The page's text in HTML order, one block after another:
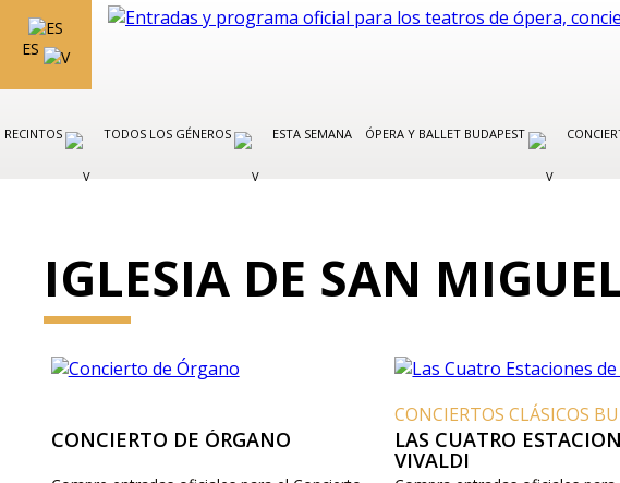
ES
RECINTOS TODOS LOS GÉNEROS ESTA SEMANA ÓPERA Y BALLET BUDAPEST
IGLESIA DE SAN
CONCIERTO DE ÓRGANO
CONCIERTOS CLÁSICOS
LAS CUATRO
VIVALDI